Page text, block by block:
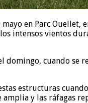
en Parc Ouellet,
intensos vientos
cuando se
estructuras
y las ráfagas